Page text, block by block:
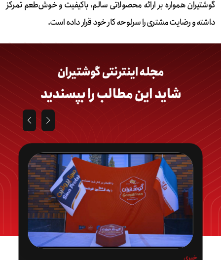
گوشتیران همواره بر ارائه محصولاتی سالم، باکیفیت و خوش‌طعم تمرکز
داشته‌ و رضایت مشتری را سرلوحه کار خود قرار داده‌ است.
مجله اینترنتی گوشتیران
شاید این مطالب را بپسندید
خبری